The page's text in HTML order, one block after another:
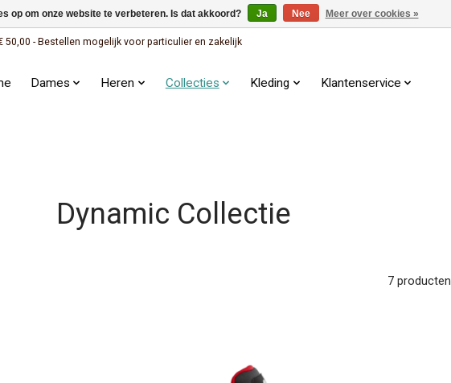
- Bestellen mogelijk voor particulier en zakelijk
Dames Heren Collecties Kleding Klantenservice
Dynamic Collectie
7 producten
op om onze website te verbeteren. Is dat akkoord? Ja Nee Meer over cookies »